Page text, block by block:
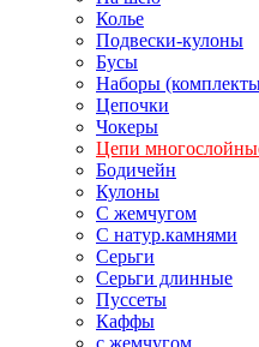
Колье
Подвески-кулоны
Бусы
Наборы
Цепочки
Чокеры
Цепи
Бодичейн
Кулоны
С жемчугом
С натур.камнями
Серьги
Серьги длинные
Пуссеты
Каффы
с жемчугом